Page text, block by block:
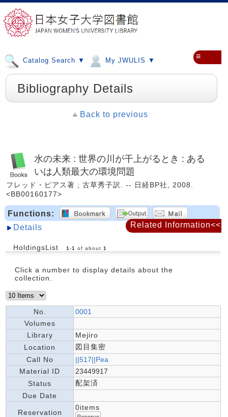
Catalog Search ▼ My JWULIS ▼ ≡
Bibliography Details
Back to previous
水の未来 : 世界の川が干上がるとき : ある
いは人類最大の環境問題
フレッド・ピアス著 ; 古草秀子訳. -- 日経BP社, 2008.
<BB00160177>
Functions:
Details
HoldingsList 1 -1 of about 1
Click a number to display details about the
collection.
No.
0001
Volumes
Library
Mejiro
Location
図目集密
Call No
||517||Pea
Material ID
23449917
Status
配架済
Due Date
Reservation
0items
Related Information<<